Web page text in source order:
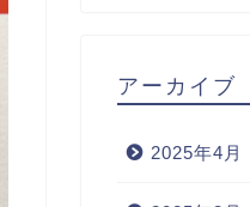
アーカイブ
2025年4月